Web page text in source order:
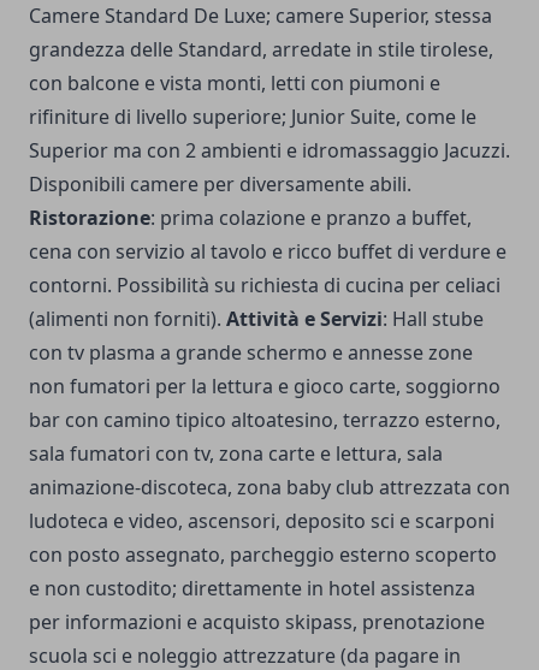
Camere Standard De Luxe; camere Superior, stessa
grandezza delle Standard, arredate in stile tirolese,
con balcone e vista monti, letti con piumoni e
rifiniture di livello superiore; Junior Suite, come le
Superior ma con 2 ambienti e idromassaggio Jacuzzi.
Disponibili camere per diversamente abili.
Ristorazione: prima colazione e pranzo a buffet,
cena con servizio al tavolo e ricco buffet di verdure e
contorni. Possibilità su richiesta di cucina per celiaci
(alimenti non forniti). Attività e Servizi: Hall stube
con tv plasma a grande schermo e annesse zone
non fumatori per la lettura e gioco carte, soggiorno
bar con camino tipico altoatesino, terrazzo esterno,
sala fumatori con tv, zona carte e lettura, sala
animazione-discoteca, zona baby club attrezzata con
ludoteca e video, ascensori, deposito sci e scarponi
con posto assegnato, parcheggio esterno scoperto
e non custodito; direttamente in hotel assistenza
per informazioni e acquisto skipass, prenotazione
scuola sci e noleggio attrezzature (da pagare in